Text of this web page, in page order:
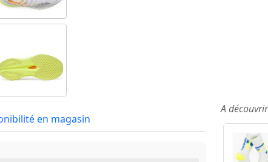
en magasin
A